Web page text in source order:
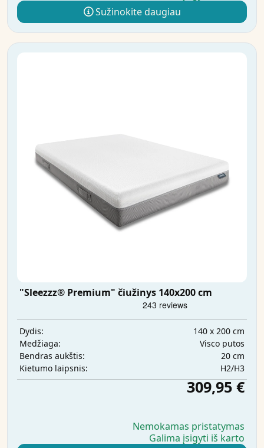
Sužinokite daugiau
"Sleezzz® Premium" čiužinys 140x200 cm
Dydis:
140 x 200 cm
Medžiaga:
Visco putos
Bendras aukštis:
20 cm
Kietumo laipsnis:
H2/H3
309,95 €
Nemokamas pristatymas
Galima įsigyti iš karto